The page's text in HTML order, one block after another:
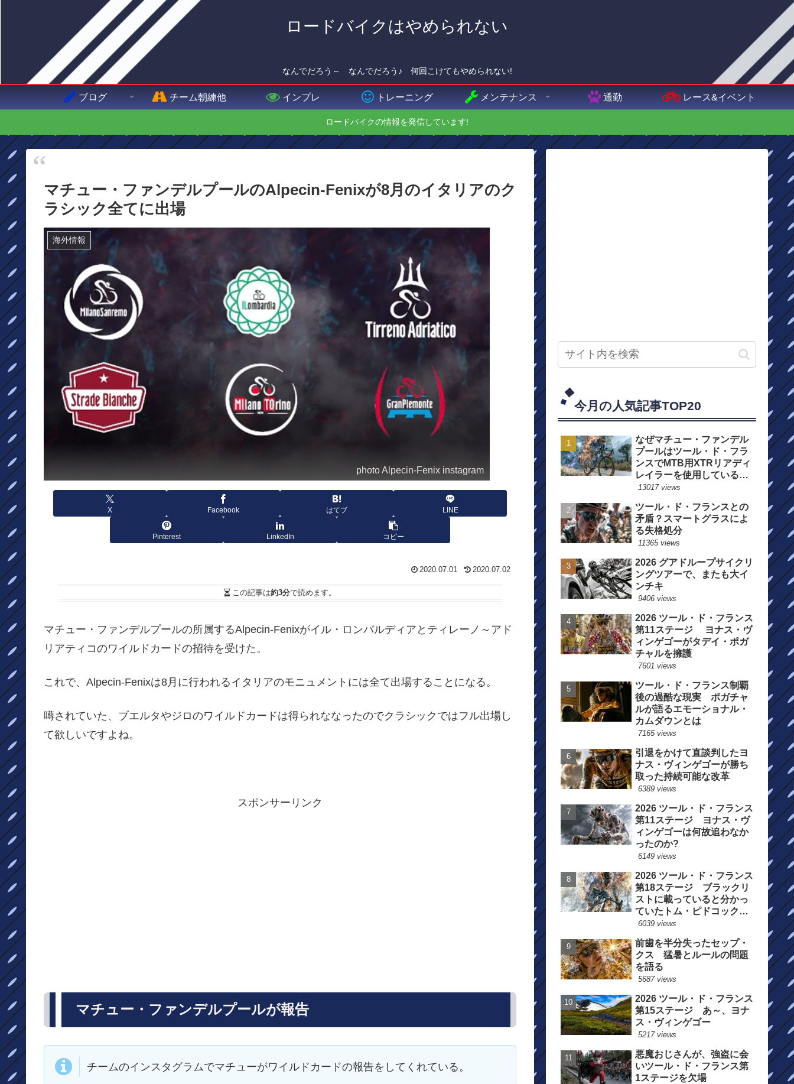
ロードバイクはやめられない
なんでだろう～ なんでだろう♪ 何回こけてもやめられない!
ブログ チーム朝練他 インプレ トレーニング メンテナンス 通勤 レース&イベント
ロードバイクの情報を発信しています!
マチュー・ファンデルプールのAlpecin-Fenixが8月のイタリアのク
ラシック全てに出場
海外情報
photo Alpecin-Fenix instagram
X Facebook はてブ LINE
Pinterest LinkedIn コピー
2020.07.01 2020.07.02
この記事は約3分で読めます。
マチュー・ファンデルプールの所属するAlpecin-Fenixがイル・ロンバルディアとティレーノ～アド
リアティコのワイルドカードの招待を受けた。
これで、Alpecin-Fenixは8月に行われるイタリアのモニュメントには全て出場することになる。
噂されていた、ブエルタやジロのワイルドカードは得られななったのでクラシックではフル出場し
て欲しいですよね。
スポンサーリンク
マチュー・ファンデルプールが報告
チームのインスタグラムでマチューがワイルドカードの報告をしてくれている。
今月の人気記事TOP20
なぜマチュー・ファンデル
プールはツール・ド・フラ
ンスでMTB用XTRリアディ
レイラーを使用しているの
か？
13017 views
ツール・ド・フランスとの
矛盾？スマートグラスによ
る失格処分
11365 views
2026 グアドループサイクリ
ングツアーで、またも大イ
ンチキ
9406 views
2026 ツール・ド・フランス
第11ステージ ヨナス・ヴ
ィンゲゴーがタデイ・ポガ
チャルを擁護
7601 views
ツール・ド・フランス制覇
後の過酷な現実 ポガチャ
ルが語るエモーショナル・
カムダウンとは
7165 views
引退をかけて直談判したヨ
ナス・ヴィンゲゴーが勝ち
取った持続可能な改革
6389 views
2026 ツール・ド・フランス
第11ステージ ヨナス・ヴ
ィンゲゴーは何故追わなか
ったのか?
6149 views
2026 ツール・ド・フランス
第18ステージ ブラックリ
ストに載っていると分かっ
ていたトム・ピドコックは
総合順位死守に
6039 views
前歯を半分失ったセップ・
クス 猛暑とルールの問題
を語る
5687 views
2026 ツール・ド・フランス
第15ステージ あ～、ヨナ
ス・ヴィンゲゴー
5217 views
悪魔おじさんが、強盗に会
いツール・ド・フランス第
1ステージを欠場